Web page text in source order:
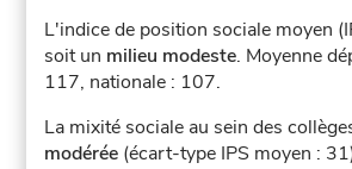
L'indice de position sociale moyen
soit un milieu modeste. Moyenne
117, nationale : 107.
La mixité sociale au sein des
modérée (écart-type IPS moyen :